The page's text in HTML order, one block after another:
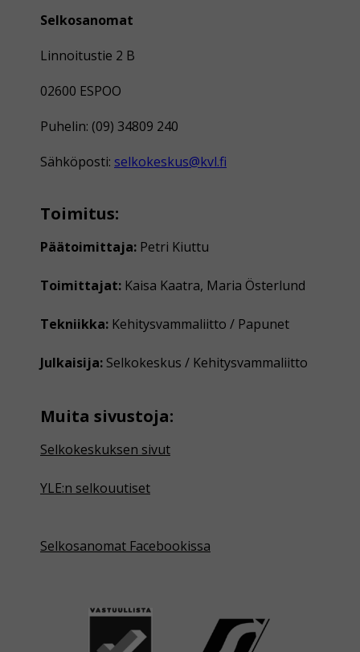
Selkosanomat
Linnoitustie 2 B
02600 ESPOO
Puhelin: (09) 34809 240
Sähköposti: selkokeskus@kvl.fi
Toimitus:
Päätoimittaja: Petri Kiuttu
Toimittajat: Kaisa Kaatra, Maria Österlund
Tekniikka: Kehitysvammaliitto / Papunet
Julkaisija: Selkokeskus / Kehitysvammaliitto
Muita sivustoja:
Selkokeskuksen sivut
YLE:n selkouutiset
Selkosanomat Facebookissa